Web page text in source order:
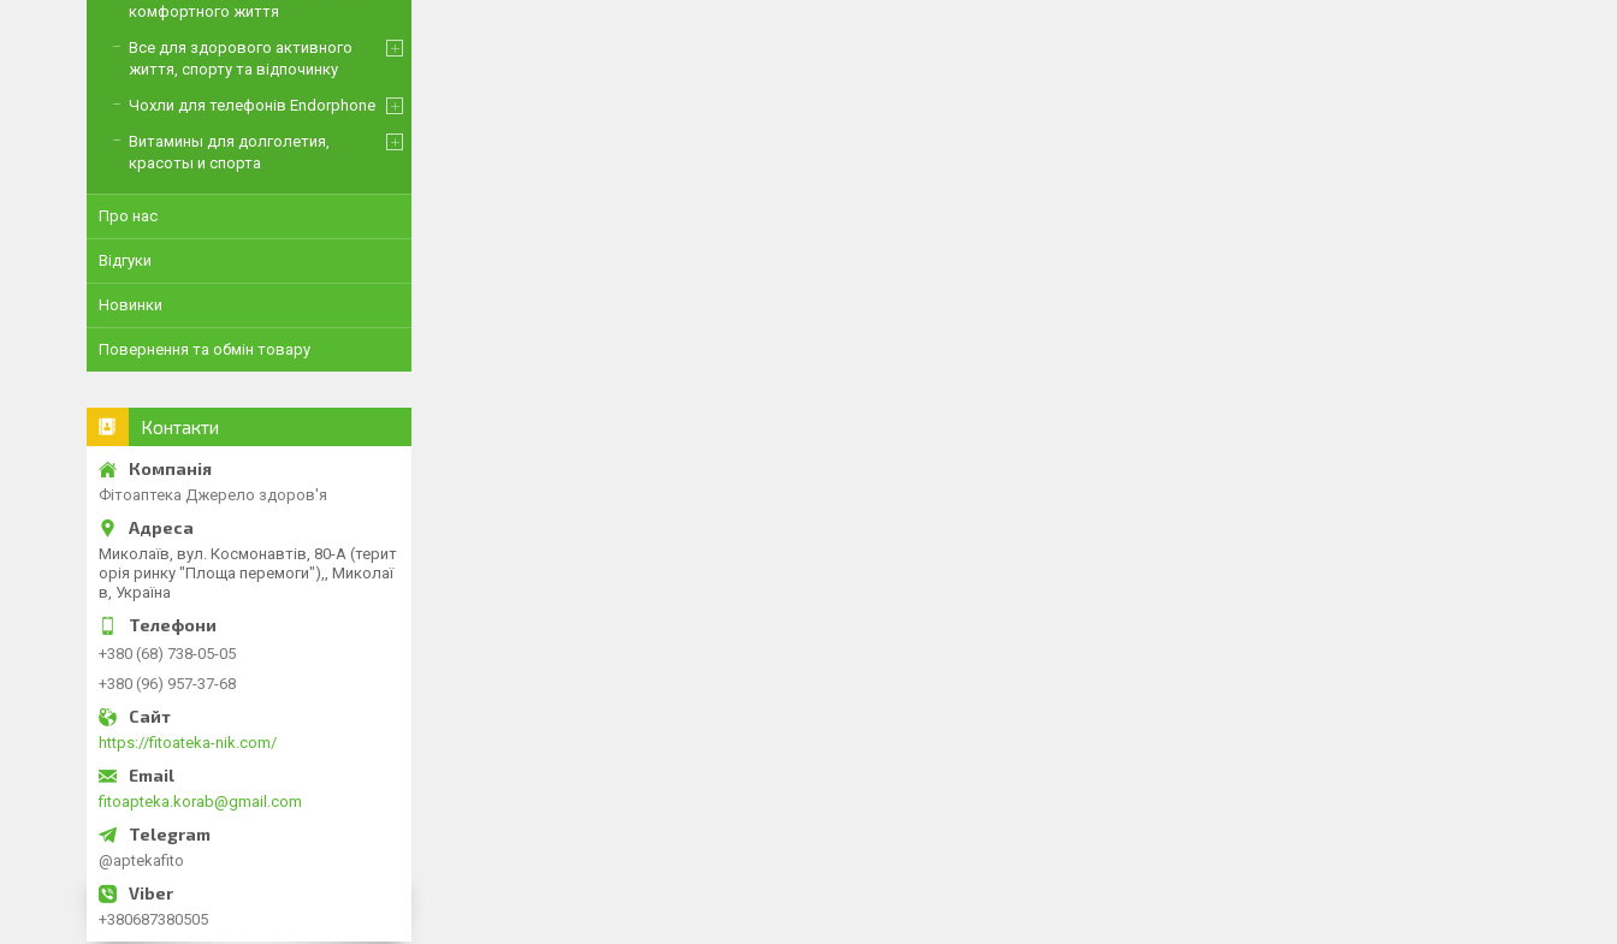
комфортного життя
Все для здорового активного
життя, спорту та відпочинку
Чохли для телефонів Endorphone
Витамины для долголетия,
красоты и спорта
Про нас
Відгуки
Новинки
Повернення та обмін товару
Контакти
Фітоаптека Джерело здоров'я
Миколаїв, вул. Космонавтів, 80-А (терит
орія ринку "Площа перемоги"),, Миколаї
в, Україна
+380 (68) 738-05-05
+380 (96) 957-37-68
https://fitoateka-nik.com/
fitoapteka.korab@gmail.com
@aptekafito
+380687380505